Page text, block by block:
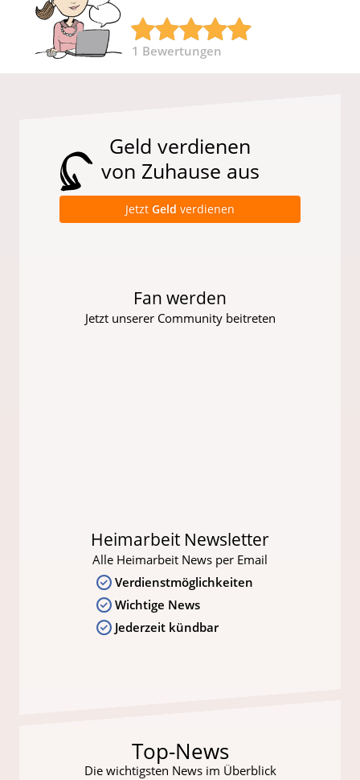
1 Bewertungen
Geld verdienen
von Zuhause aus
Jetzt Geld verdienen
Fan werden
Jetzt unserer Community beitreten
Heimarbeit Newsletter
Alle Heimarbeit News per Email
Verdienstmöglichkeiten
Wichtige News
Jederzeit kündbar
Top-News
Die wichtigsten News im Überblick